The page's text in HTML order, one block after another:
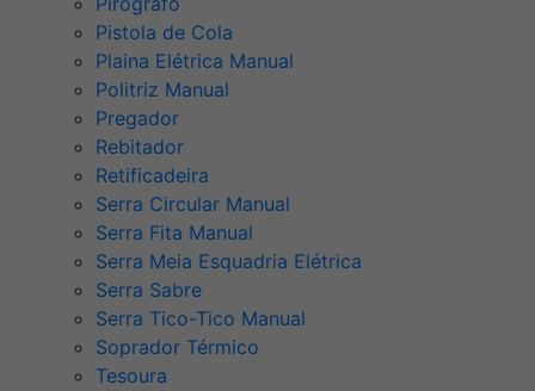
Pistola de Cola
Plaina Elétrica Manual
Politriz Manual
Pregador
Rebitador
Retificadeira
Serra Circular Manual
Serra Fita Manual
Serra Meia Esquadria Elétrica
Serra Sabre
Serra Tico-Tico Manual
Soprador Térmico
Tesoura